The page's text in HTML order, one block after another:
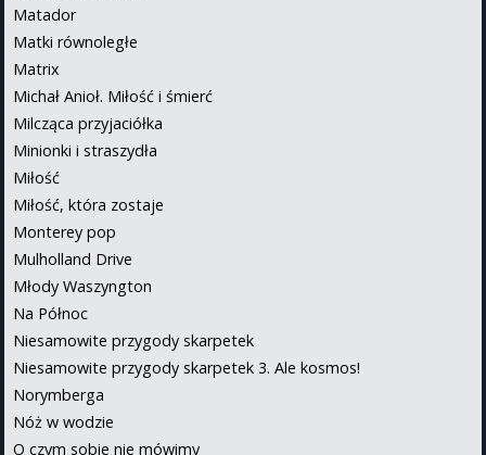
Matador
Matki równoległe
Matrix
Michał Anioł. Miłość i śmierć
Milcząca przyjaciółka
Minionki i straszydła
Miłość
Miłość, która zostaje
Monterey pop
Mulholland Drive
Młody Waszyngton
Na Północ
Niesamowite przygody skarpetek
Niesamowite przygody skarpetek 3. Ale kosmos!
Norymberga
Nóż w wodzie
O czym sobie nie mówimy